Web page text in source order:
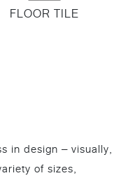
FLOOR TILE
in design – visually,
of sizes,